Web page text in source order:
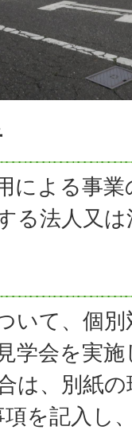
による事
る法人又
いて、個
学会を実
は、別紙
を記入し